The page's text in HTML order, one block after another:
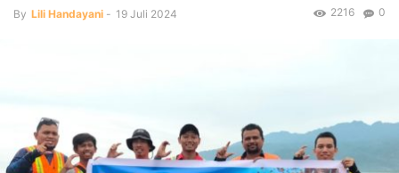
By Lili Handayani - 19 Juli 2024 0
2216